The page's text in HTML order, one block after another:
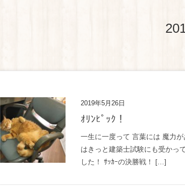
2019年5月26日
ｵﾘﾝﾋﾟｯｸ！
一生に一度って 言葉には 魔力
はきっと建築士試験にも受かっ
した！ ｻｯｶｰの決勝戦！ […]